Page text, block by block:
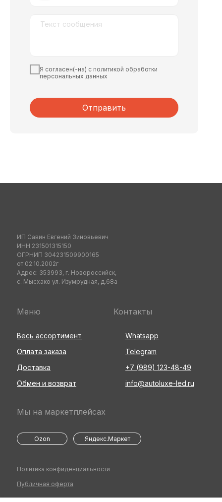
Я согласен(-на) с политикой обработки
персональных данных
Отправить
ИП Савин Евгений Зиновьевич
ИНН 231501315150
ОГРНИП 304231509900165
от 02.10.2002г
Адрес: 353993, г. Новороссийск,
с. Мысхако ул. Изумрудная, д.68а
Политика конфиденциальности
Публичная оферта
Обмен и возврат
Доставка
Оплата заказа
info@autoluxe-led.ru
Меню
Мы на маркетплейсах
Контакты
+7 (989) 123-48-49
Telegram
Весь ассортимент Whatsapp
Ozon Яндекс.Маркет